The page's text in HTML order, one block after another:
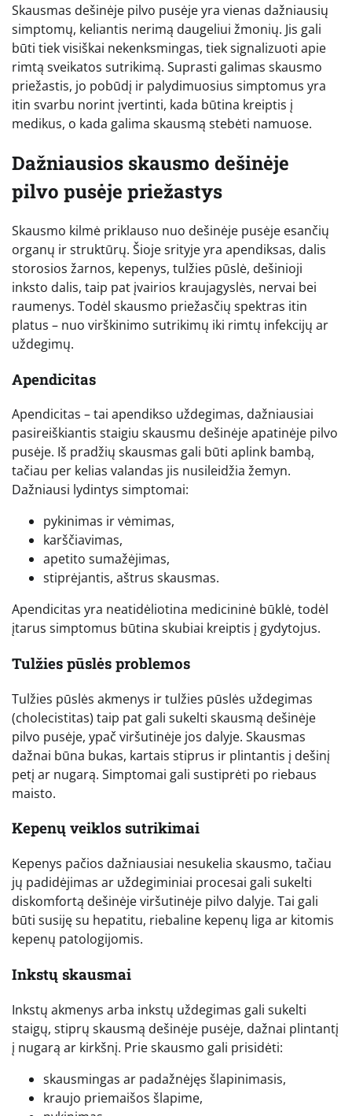
Skausmas dešinėje pilvo pusėje yra vienas dažniausių
simptomų, keliantis nerimą daugeliui žmonių. Jis gali
būti tiek visiškai nekenksmingas, tiek signalizuoti apie
rimtą sveikatos sutrikimą. Suprasti galimas skausmo
priežastis, jo pobūdį ir palydimuosius simptomus yra
itin svarbu norint įvertinti, kada būtina kreiptis į
medikus, o kada galima skausmą stebėti namuose.
Dažniausios skausmo dešinėje
pilvo pusėje priežastys
Skausmo kilmė priklauso nuo dešinėje pusėje esančių
organų ir struktūrų. Šioje srityje yra apendiksas, dalis
storosios žarnos, kepenys, tulžies pūslė, dešinioji
inksto dalis, taip pat įvairios kraujagyslės, nervai bei
raumenys. Todėl skausmo priežasčių spektras itin
platus – nuo virškinimo sutrikimų iki rimtų infekcijų ar
uždegimų.
Apendicitas
Apendicitas – tai apendikso uždegimas, dažniausiai
pasireiškiantis staigiu skausmu dešinėje apatinėje pilvo
pusėje. Iš pradžių skausmas gali būti aplink bambą,
tačiau per kelias valandas jis nusileidžia žemyn.
Dažniausi lydintys simptomai:
pykinimas ir vėmimas,
karščiavimas,
apetito sumažėjimas,
stiprėjantis, aštrus skausmas.
Apendicitas yra neatidėliotina medicininė būklė, todėl
įtarus simptomus būtina skubiai kreiptis į gydytojus.
Tulžies pūslės problemos
Tulžies pūslės akmenys ir tulžies pūslės uždegimas
(cholecistitas) taip pat gali sukelti skausmą dešinėje
pilvo pusėje, ypač viršutinėje jos dalyje. Skausmas
dažnai būna bukas, kartais stiprus ir plintantis į dešinį
petį ar nugarą. Simptomai gali sustiprėti po riebaus
maisto.
Kepenų veiklos sutrikimai
Kepenys pačios dažniausiai nesukelia skausmo, tačiau
jų padidėjimas ar uždegiminiai procesai gali sukelti
diskomfortą dešinėje viršutinėje pilvo dalyje. Tai gali
būti susiję su hepatitu, riebaline kepenų liga ar kitomis
kepenų patologijomis.
Inkstų skausmai
Inkstų akmenys arba inkstų uždegimas gali sukelti
staigų, stiprų skausmą dešinėje pusėje, dažnai plintantį
į nugarą ar kirkšnį. Prie skausmo gali prisidėti:
skausmingas ar padažnėjęs šlapinimasis,
kraujo priemaišos šlapime,